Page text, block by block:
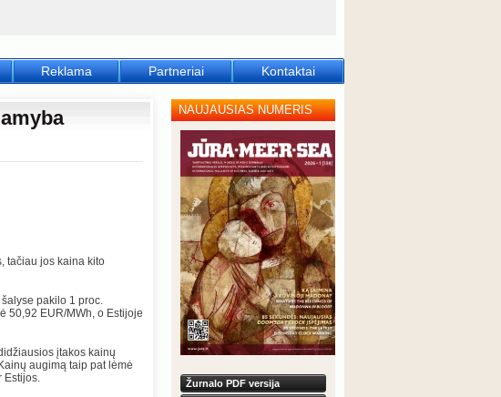
tačiau jos kaina kito
pakilo 1 proc.
50,92 EUR/MWh, o Estijoje
įtakos kainų
augimą taip pat lėmė
Estijos.
NAUJAUSIAS NUMERIS
Žurnalo PDF versija
Reklama Partneriai Kontaktai